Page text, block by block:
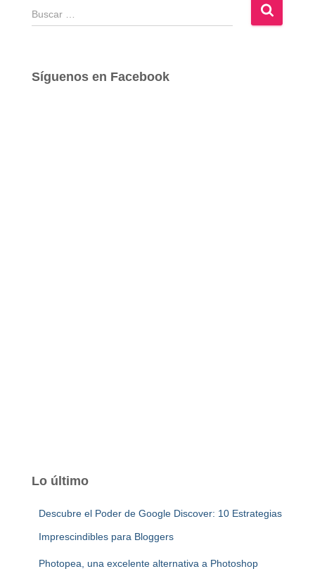
B
u
a
Síguenos en Facebook
Lo último
Descubre el Poder de Google Discover: 10 Estrategias
Imprescindibles para Bloggers
Photopea, una excelente alternativa a Photoshop